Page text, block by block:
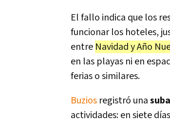
El fallo indica que los
funcionar los hoteles,
entre Navidad y Año
en las playas ni en
ferias o similares.
Buzios registró una
actividades: en siete